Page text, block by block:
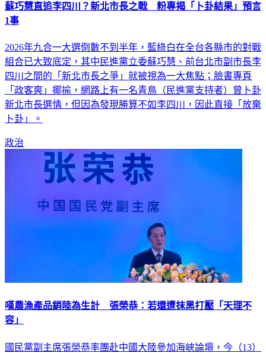
蘇巧慧直追李四川？新北市長之戰 粉專揭「卜卦結果」預言
1事
2026年九合一大選倒數不到半年，藍綠白在全台各縣市的對戰
組合已大致底定，其中民進黨立委蘇巧慧、前台北市副市長李
四川之間的「新北市長之爭」就被視為一大焦點；臉書專頁
「政客爽」揶揄，網路上有一名青鳥（民進黨支持者）曾卜卦
新北市長選情，但因為發現勝算不如李四川，因此直接「放棄
卜卦」。
政治
嘆農漁產品銷陸為生計 張榮恭：若還遭抹黑打壓「天理不
容」
國民黨副主席張榮恭率團赴中國大陸參加海峽論壇，今（13）